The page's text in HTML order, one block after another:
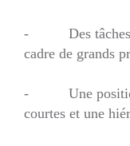
- Des tâches
cadre de grands
- Une position
courtes et une